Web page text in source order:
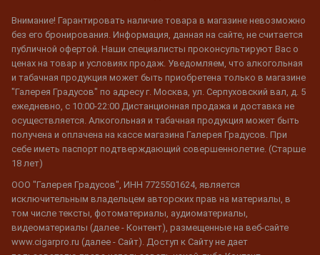
Внимание! Гарантировать наличие товара в магазине невозможно
без его бронирования. Информация, данная на сайте, не считается
публичной офертой. Наши специалисты проконсультируют Вас о
ценах на товар и условиях продаж. Уведомляем, что алкогольная
и табачная продукция может быть приобретена только в магазине
"Галерея Градусов" по адресу г. Москва, ул. Серпуховский вал, д. 5
ежедневно, с 10:00-22:00 Дистанционная продажа и доставка не
осуществляется. Алкогольная и табачная продукция может быть
получена и оплачена на кассе магазина Галерея Градусов. При
себе иметь паспорт подтверждающий совершеннолетие. (Старше
18 лет)
ООО "Галерея Градусов", ИНН 7725501624, является
исключительным владельцем авторских прав на материалы, в
том числе тексты, фотоматериалы, аудиоматериалы,
видеоматериалы (далее - Контент), размещенные на веб-сайте
www.cigarpro.ru (далее - Сайт). Доступ к Сайту не дает